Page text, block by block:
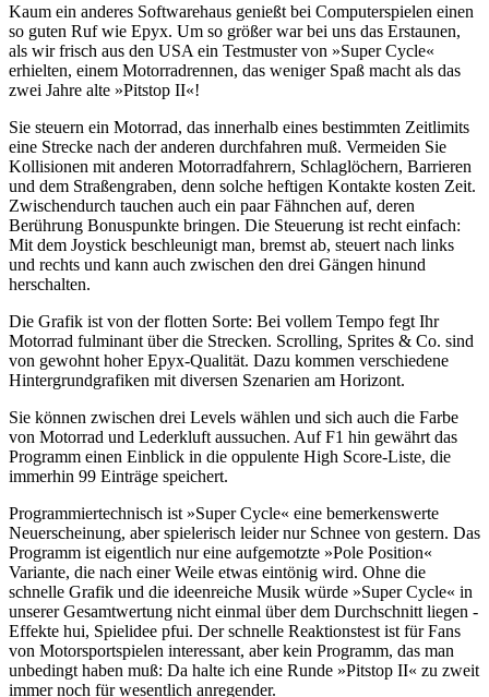
Kaum ein anderes Softwarehaus genießt bei Computerspielen einen
so guten Ruf wie Epyx. Um so größer war bei uns das Erstaunen,
als wir frisch aus den USA ein Testmuster von »Super Cycle«
erhielten, einem Motorradrennen, das weniger Spaß macht als das
zwei Jahre alte »Pitstop II«!
Sie steuern ein Motorrad, das innerhalb eines bestimmten Zeitlimits
eine Strecke nach der anderen durchfahren muß. Vermeiden Sie
Kollisionen mit anderen Motorradfahrern, Schlaglöchern, Barrieren
und dem Straßengraben, denn solche heftigen Kontakte kosten Zeit.
Zwischendurch tauchen auch ein paar Fähnchen auf, deren
Berührung Bonuspunkte bringen. Die Steuerung ist recht einfach:
Mit dem Joystick beschleunigt man, bremst ab, steuert nach links
und rechts und kann auch zwischen den drei Gängen hinund
herschalten.
Die Grafik ist von der flotten Sorte: Bei vollem Tempo fegt Ihr
Motorrad fulminant über die Strecken. Scrolling, Sprites & Co. sind
von gewohnt hoher Epyx-Qualität. Dazu kommen verschiedene
Hintergrundgrafiken mit diversen Szenarien am Horizont.
Sie können zwischen drei Levels wählen und sich auch die Farbe
von Motorrad und Lederkluft aussuchen. Auf F1 hin gewährt das
Programm einen Einblick in die oppulente High Score-Liste, die
immerhin 99 Einträge speichert.
Programmiertechnisch ist »Super Cycle« eine bemerkenswerte
Neuerscheinung, aber spielerisch leider nur Schnee von gestern. Das
Programm ist eigentlich nur eine aufgemotzte »Pole Position«
Variante, die nach einer Weile etwas eintönig wird. Ohne die
schnelle Grafik und die ideenreiche Musik würde »Super Cycle« in
unserer Gesamtwertung nicht einmal über dem Durchschnitt liegen -
Effekte hui, Spielidee pfui. Der schnelle Reaktionstest ist für Fans
von Motorsportspielen interessant, aber kein Programm, das man
unbedingt haben muß: Da halte ich eine Runde »Pitstop II« zu zweit
immer noch für wesentlich anregender.